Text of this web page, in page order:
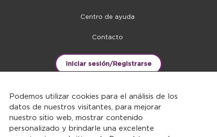
Centro de ayuda
Contacto
Iniciar sesión/Registrarse
Podemos utilizar cookies para el análisis de los
datos de nuestros visitantes, para mejorar
nuestro sitio web, mostrar contenido
personalizado y brindarle una excelente